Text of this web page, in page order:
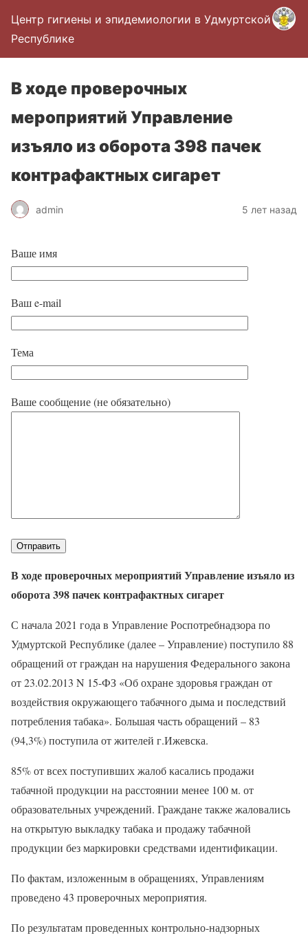
Центр гигиены и эпидемиологии в Удмуртской
Республике
В ходе проверочных
мероприятий Управление
изъяло из оборота 398 пачек
контрафактных сигарет
admin 5 лет назад
Ваше имя
Ваш e-mail
Тема
Ваше сообщение (не обязательно)
В ходе проверочных мероприятий Управление изъяло из
оборота 398 пачек контрафактных сигарет
С начала 2021 года в Управление Роспотребнадзора по
Удмуртской Республике (далее – Управление) поступило 88
обращений от граждан на нарушения Федерального закона
от 23.02.2013 N 15-ФЗ «Об охране здоровья граждан от
воздействия окружающего табачного дыма и последствий
потребления табака». Большая часть обращений – 83
(94,3%) поступила от жителей г.Ижевска.
85% от всех поступивших жалоб касались продажи
табачной продукции на расстоянии менее 100 м. от
образовательных учреждений. Граждане также жаловались
на открытую выкладку табака и продажу табачной
продукции без маркировки средствами идентификации.
По фактам, изложенным в обращениях, Управлениям
проведено 43 проверочных мероприятия.
По результатам проведенных контрольно-надзорных